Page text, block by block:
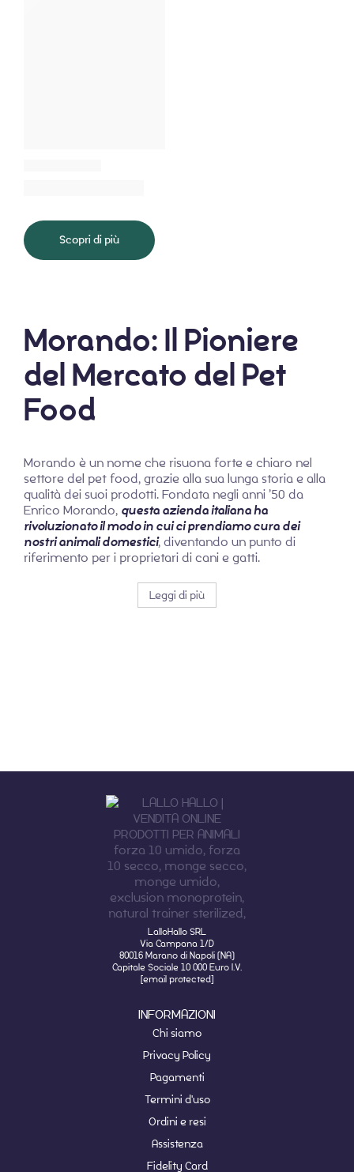
Scopri di più
Morando: Il Pioniere
del Mercato del Pet
Food
Morando è un nome che risuona forte e chiaro nel
settore del pet food, grazie alla sua lunga storia e alla
qualità dei suoi prodotti. Fondata negli anni ’50 da
Enrico Morando, questa azienda italiana ha
rivoluzionato il modo in cui ci prendiamo cura dei
nostri animali domestici, diventando un punto di
riferimento per i proprietari di cani e gatti.
Leggi di più
LalloHallo SRL
Via Campana 1/D
80016 Marano di Napoli (NA)
Capitale Sociale 10 000 Euro I.V.
[email protected]
INFORMAZIONI
Chi siamo
Privacy Policy
Pagamenti
Termini d'uso
Ordini e resi
Assistenza
Fidelity Card